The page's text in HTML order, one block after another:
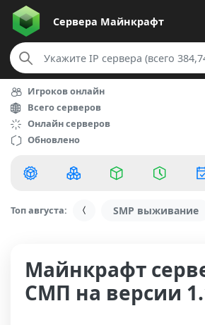
Сервера Майнкрафт
Игроков онлайн
Всего серверов
Онлайн серверов
Обновлено
Топ августа: SMP выживание
Майнкрафт
СМП на версии